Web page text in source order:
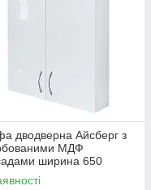
дводверна Айсберг з
МДФ
ширина 650
Мебель (5102705)